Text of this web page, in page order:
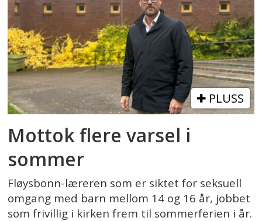
PLUSS
Mottok flere varsel i
sommer
Fløysbonn-læreren som er siktet for seksuell
omgang med barn mellom 14 og 16 år, jobbet
som frivillig i kirken frem til sommerferien i år.